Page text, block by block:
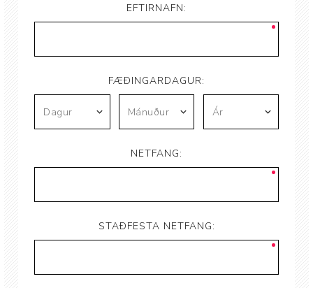
EFTIRNAFN:
FÆÐINGARDAGUR:
NETFANG:
STAÐFESTA NETFANG: